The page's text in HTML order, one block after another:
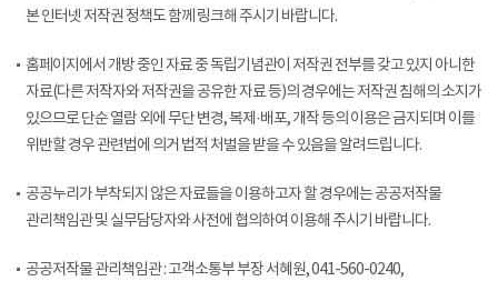
본 인터넷 저작권 정책도 함께 링크해 주시기 바랍니다.
홈페이지에서 개방 중인 자료 중 독립기념관이 저작권 전부를 갖고 있지 아니한
자료(다른 저작자와 저작권을 공유한 자료 등)의 경우에는 저작권 침해의 소지가
있으므로 단순 열람 외에 무단 변경, 복제·배포, 개작 등의 이용은 금지되며 이를
위반할 경우 관련법에 의거 법적 처벌을 받을 수 있음을 알려드립니다.
공공누리가 부착되지 않은 자료들을 이용하고자 할 경우에는 공공저작물
관리책임관 및 실무담당자와 사전에 협의하여 이용해 주시기 바랍니다.
공공저작물 관리책임관 : 고객소통부 부장 서혜원, 041-560-0240,